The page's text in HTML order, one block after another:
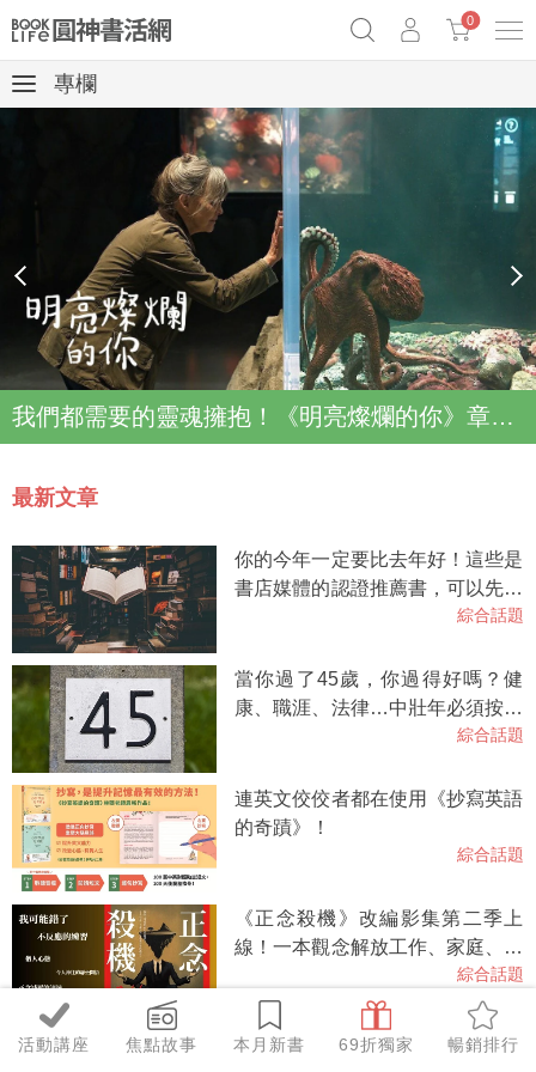
原子習慣實踐本
69折奇蹟套組
Netflix話題章魚小說！
0
活動講座 焦點故事 本月新書 69折獨家 暢銷排行
專欄
我們都需要的靈魂擁抱！《明亮燦爛的你》章魚故事登上Netflix登上Top2
prev next
最新文章
你的今年一定要比去年好！這些是
書店媒體的認證推薦書，可以先從
綜合話題
當你過了45歲，你過得好嗎？健
康、職涯、法律…中壯年必須按齡
綜合話題
連英文佼佼者都在使用《抄寫英語
的奇蹟》！
綜合話題
《正念殺機》改編影集第二季上
線！一本觀念解放工作、家庭、教
養，一本小說讀滿驚悚、喜劇、諮
商。
綜合話題
【內含試聽】抄寫英語的奇蹟2，